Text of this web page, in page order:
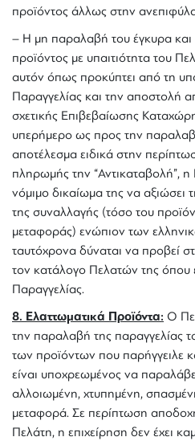
προϊόντος άλλως στην
– Η μη παραλαβή του έγκυρα και
προϊόντος με υπαιτιότητα του
αυτόν όπως προκύπτει από τη
Παραγγελίας και την αποστολή
σχετικής Επιβεβαίωσης
υπερήμερο ως προς την
αποτέλεσμα ειδικά στην
πληρωμής την “Αντικαταβολή”,
νόμιμο δικαίωμα της να αξιώσει
της συναλλαγής (τόσο του
μεταφοράς) ενώπιον των
ταυτόχρονα δύναται να προβεί
τον κατάλογο Πελατών της όπου
Παραγγελίας.
8. Ελαττωματικά Προϊόντα: Ο
την παραλαβή της παραγγελίας
των προϊόντων που παρήγγειλε
είναι υποχρεωμένος να
αλλοιωμένη, χτυπημένη,
μεταφορά. Σε περίπτωση
Πελάτη, η επιχείρηση δεν έχει